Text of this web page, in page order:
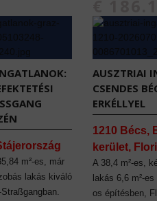
K
m²-es, már
lakás kiváló
AUSZTRIAI
CSENDES
ERKÉLLYEL
1210 Bécs,
kerület,
A 38,4 m²-es,
lakás 6,6 m²-
os építésben,